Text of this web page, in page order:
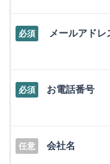
必須 メールアドレ
必須 お電話番号
任意 会社名